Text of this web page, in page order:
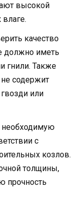
высокой
качество
должно иметь
гнили. Также
не содержит
или
необходимую
с
козлов.
толщины,
прочность